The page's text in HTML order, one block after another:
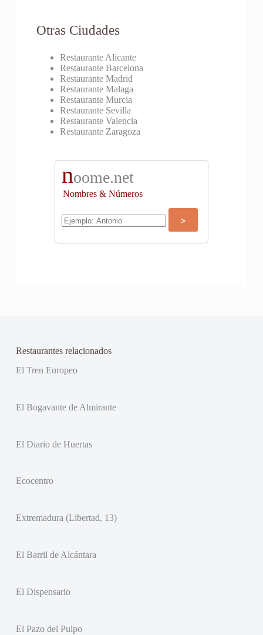
Otras Ciudades
Restaurante Alicante
Restaurante Barcelona
Restaurante Madrid
Restaurante Malaga
Restaurante Murcia
Restaurante Sevilla
Restaurante Valencia
Restaurante Zaragoza
noome.net
Nombres & Números
Restaurantes relacionados
El Tren Europeo
El Bogavante de Almirante
El Diario de Huertas
Ecocentro
Extremadura (Libertad, 13)
El Barril de Alcántara
El Dispensario
El Pazo del Pulpo